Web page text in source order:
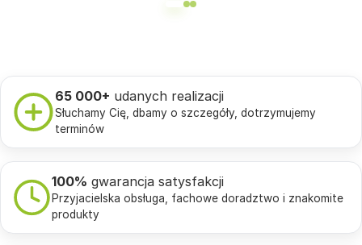
65 000+ udanych realizacji
Słuchamy Cię, dbamy o szczegóły, dotrzymujemy
terminów
100% gwarancja satysfakcji
Przyjacielska obsługa, fachowe doradztwo i znakomite
produkty